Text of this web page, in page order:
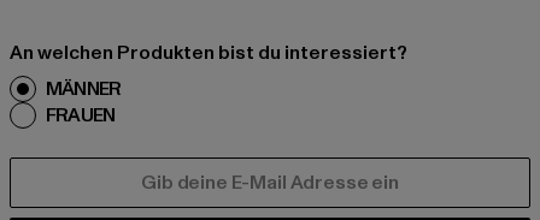
An welchen Produkten bist du interessiert?
MÄNNER
FRAUEN